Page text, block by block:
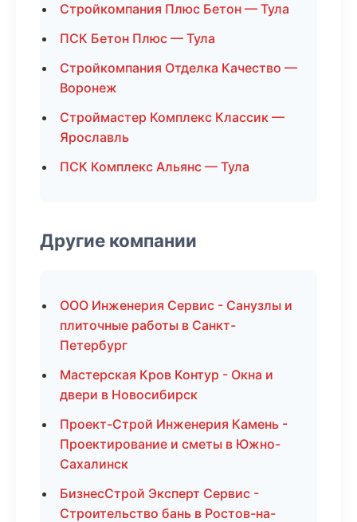
Стройкомпания Плюс Бетон — Тула
ПСК Бетон Плюс — Тула
Стройкомпания Отделка Качество —
Воронеж
Строймастер Комплекс Классик —
Ярославль
ПСК Комплекс Альянс — Тула
Другие компании
ООО Инженерия Сервис - Санузлы и
плиточные работы в Санкт-
Петербург
Мастерская Кров Контур - Окна и
двери в Новосибирск
Проект-Строй Инженерия Камень -
Проектирование и сметы в Южно-
Сахалинск
БизнесСтрой Эксперт Сервис -
Строительство бань в Ростов-на-